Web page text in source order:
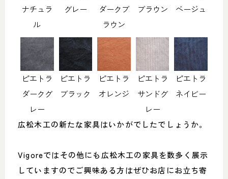
ナチュラ
ル
グレー
ダークブ
ラウン
ブラウン
ベージュ
ピエトラ
ダークグ
レー
ピエトラ
ブラック
ピエトラ
オレンジ
ピエトラ
サンドグ
レー
ピエトラ
ネイビー
広松木工の新たな家具はいかがでしたでしょうか。
Vigoreではその他にも広松木工の家具を数多く展示
していますのでご興味ある方はぜひお店にお立ち寄